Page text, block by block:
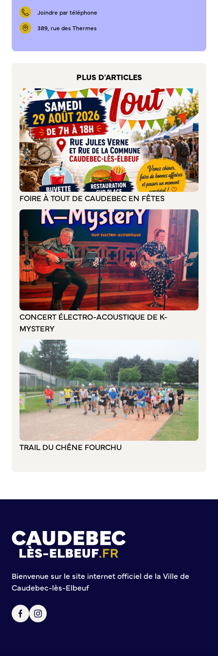
Joindre par téléphone
389, rue des Thermes
PLUS D'ARTICLES
FOIRE À TOUT DE CAUDEBEC EN FÊTES
CONCERT ÉLECTRO-ACOUSTIQUE DE K-
MYSTERY
TRAIL DU CHÊNE FOURCHU
Bienvenue sur le site internet officiel de la Ville de
Caudebec-lès-Elbeuf
S’abonner au mail d’information
Réseaux sociaux
Journal municipal
Le Territoire
La Métropole de Rouen Normandie
Le Département de la Seine-Maritime
La Région Normandie
Culture
Espace Bourvil
Médiathèque Boris Vian
Studio Gainsbourg
Boîtes à lire
Vie associative
Attribution de subventions
Annuaire des associations
Mise à jour de l’annuaire des associations
S’engager auprès d’une association
Sport Loisirs
Annuaire des équipements de sport et de loisirs
Annuaire des clubs sportifs
Mise à jour de l’annuaire des clubs sportifs
Caudebec Rando
Champions de demain
International
Les jumelages
PARTICIPER – IMAGINER DEMAIN
Démocratie locale et concertation
Commission de participation citoyenne
Le Centre municipal
Les Cavées Est
La Halle Couverte